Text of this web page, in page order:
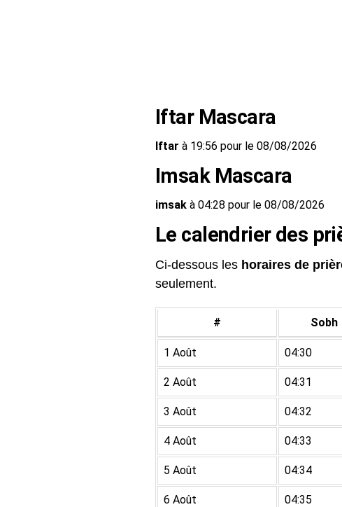
Iftar Mascara
Iftar à 19:56 pour le 08/08/2026
Imsak Mascara
imsak à 04:28 pour le 08/08/2026
Le calendrier des
Ci-dessous les horaires de
seulement.
# Sobh
1 Août 04:30
2 Août 04:31
3 Août 04:32
4 Août 04:33
5 Août 04:34
6 Août 04:35